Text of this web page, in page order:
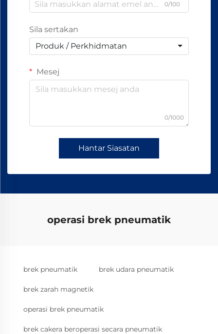
0/100
Sila sertakan
Produk / Perkhidmatan
Mesej
0/1000
Hantar Siasatan
operasi brek pneumatik
brek pneumatik brek udara pneumatik
brek zarah magnetik
operasi brek pneumatik
brek cakera beroperasi secara pneumatik